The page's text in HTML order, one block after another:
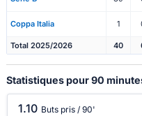
Coppa Italia 1
Total 2025/2026 40
Statistiques pour 90
1.10 Buts pris / 90'